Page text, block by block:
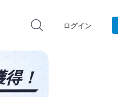
ログイン